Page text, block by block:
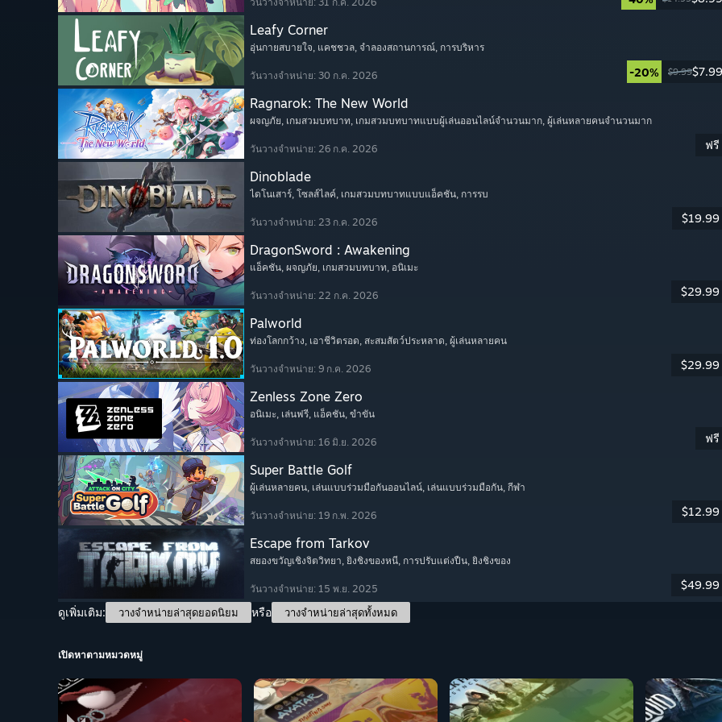
Leafy Corner
อุ่นกายสบายใจ, แคชชวล, จำลองสถานการณ์, การบริหาร
วันวางจำหน่าย: 30 ก.ค. 2026 -20% $9.99$7.99
Ragnarok: The New World
ผจญภัย, เกมสวมบทบาท, เกมสวมบทบาทแบบผู้เล่นออนไลน์จำนวนมาก, ผู้เล่นหลายคนจำนวนมาก
วันวางจำหน่าย: 26 ก.ค. 2026 ฟรี
Dinoblade
ไดโนเสาร์, โซลส์ไลค์, เกมสวมบทบาทแบบแอ็คชัน, การรบ
วันวางจำหน่าย: 23 ก.ค. 2026 $19.99
DragonSword : Awakening
แอ็คชัน, ผจญภัย, เกมสวมบทบาท, อนิเมะ
วันวางจำหน่าย: 22 ก.ค. 2026 $29.99
Palworld
ท่องโลกกว้าง, เอาชีวิตรอด, สะสมสัตว์ประหลาด, ผู้เล่นหลายคน
วันวางจำหน่าย: 9 ก.ค. 2026 $29.99
Zenless Zone Zero
อนิเมะ, เล่นฟรี, แอ็คชัน, ขำขัน
วันวางจำหน่าย: 16 มิ.ย. 2026 ฟรี
Super Battle Golf
ผู้เล่นหลายคน, เล่นแบบร่วมมือกันออนไลน์, เล่นแบบร่วมมือกัน, กีฬา
วันวางจำหน่าย: 19 ก.พ. 2026 $12.99
Escape from Tarkov
สยองขวัญเชิงจิตวิทยา, ยิงชิงของหนี, การปรับแต่งปืน, ยิงชิงของ
วันวางจำหน่าย: 15 พ.ย. 2025
$49.99
ดูเพิ่มเติม:
วางจำหน่ายล่าสุดยอดนิยม หรือ วางจำหน่ายล่าสุดทั้งหมด
เปิดหาตามหมวดหมู่